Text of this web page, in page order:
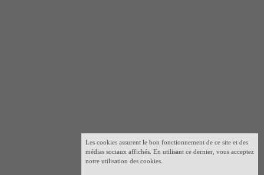
Les cookies assurent le bon fonctionnement de ce site et des
médias sociaux affichés. En utilisant ce dernier, vous acceptez
notre utilisation des cookies.